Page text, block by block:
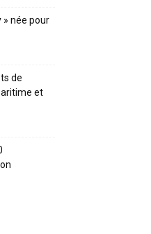
née pour
de
et